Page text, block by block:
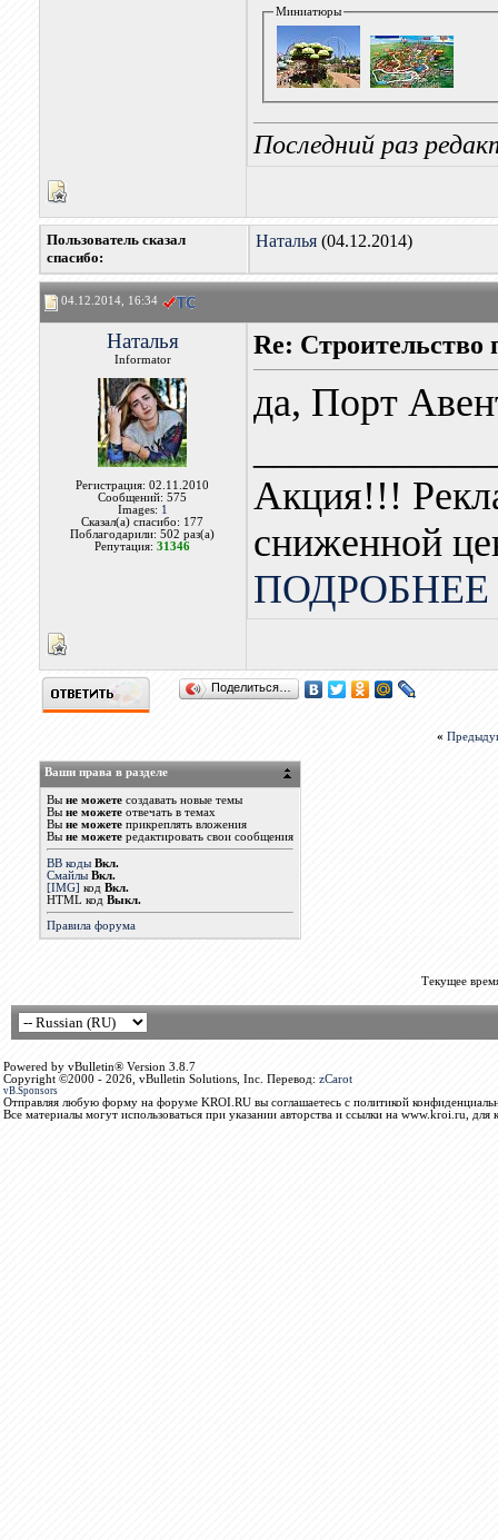
Миниатюры
Последний раз
Пользователь сказал
cпасибо:
Наталья(04.12.2014)
04.12.2014, 16:34
Наталья
Informator
Регистрация: 02.11.2010
Сообщений: 575
Images: 1
Сказал(а) спасибо: 177
Поблагодарили: 502 раз(а)
Репутация:31346
Re:
да, Порт
Акция!!!
сниженной
Поделиться…
«
Ваши права в разделе
Вы не можетесоздавать новые темы
Вы не можетеотвечать в темах
Вы не можетеприкреплять вложения
Вы не можетередактировать свои сообщения
BB коды Вкл.
Смайлы Вкл.
[IMG] код Вкл.
HTML код Выкл.
Правила форума
Текущее
Powered by vBulletin® Version 3.8.7
Copyright ©2000 - 2026, vBulletin Solutions, Inc. Перевод: zCarot
vB.Sponsors
Отправляя любую форму на форуме KROI.RU вы соглашаетесь с политикой
Все материалы могут использоваться при указании авторства и ссылки на www.kroi.ru, для